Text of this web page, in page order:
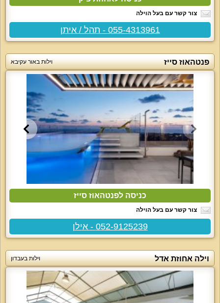
צור קשר עם בעל הוילה
055-4313961 - תהל / איתן
פנטהאוז סייז וילות באור עקיבא
כניסה לפנטהאוז סייז
צור קשר עם בעל הוילה
052-9125239 - אילן
וילה אחוזת אדל וילות בעבדון